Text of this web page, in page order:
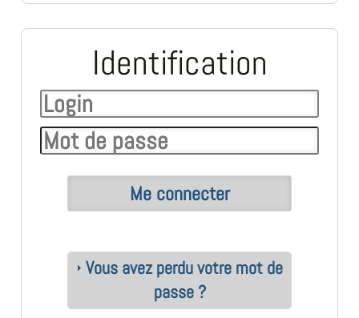
Identification
Vous avez perdu votre mot de
passe ?